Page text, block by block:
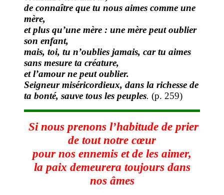
de connaître que tu nous aimes comme une
mère,
et plus qu’une mère : une mère peut oublier
son enfant,
mais, toi, tu n’oublies jamais, car tu aimes
sans mesure ta créature,
et l’amour ne peut oublier.
Seigneur miséricordieux, dans la richesse de
ta bonté, sauve tous les peuples. (p. 259)
Si nous prenons l’habitude de prier
de tout notre cœur
pour nos ennemis et de les aimer,
la paix demeurera toujours dans
nos âmes